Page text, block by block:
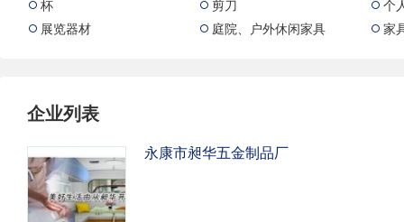
 杯  剪刀  个
 展览器材  庭院、户外休闲家具  家
企业列表
永康市昶华五金制品厂